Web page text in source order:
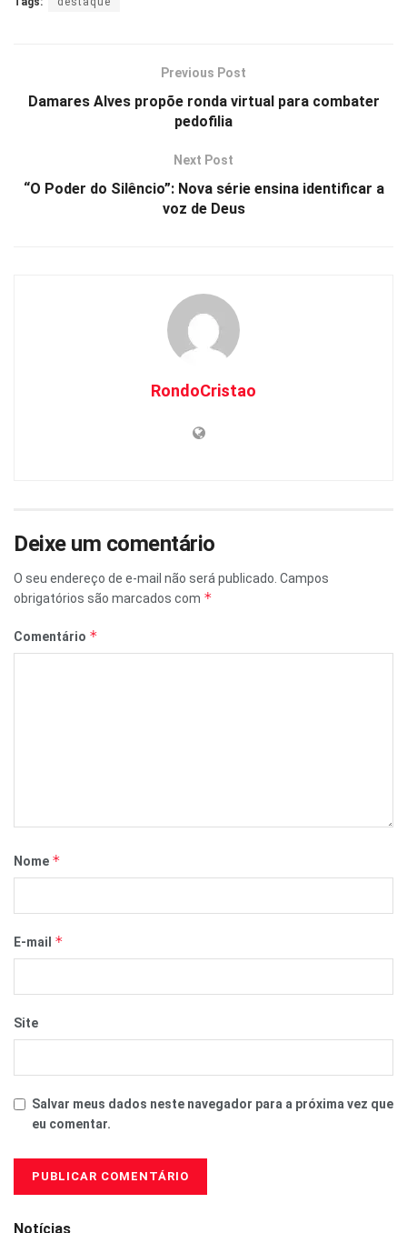
at
p
ce
o
k
Previous Post
Damares Alves propõe ronda virtual para combater
pedofilia
Next Post
“O Poder do Silêncio”: Nova série ensina identificar a
voz de Deus
RondoCristao
Deixe um comentário
O seu endereço de e-mail não será publicado. Campos
obrigatórios são marcados com *
Comentário *
Nome *
E-mail *
Site
Salvar meus dados neste navegador para a próxima vez que
eu comentar.
Notícias